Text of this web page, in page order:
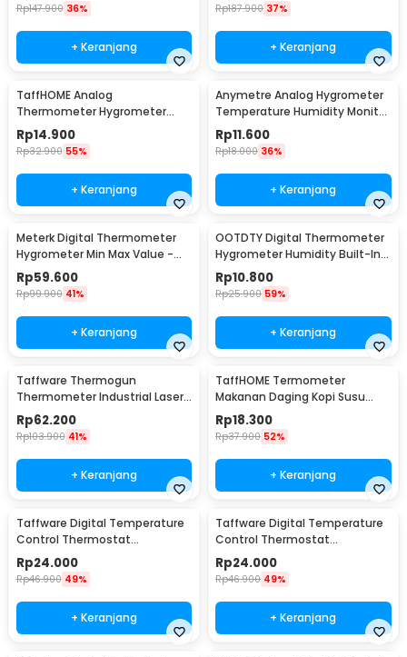
Rp147.900 36%
+ Keranjang
Rp187.900 37%
+ Keranjang
TaffHOME Analog
Thermometer Hygrometer
Temperature Humidity -
TH101B
Rp14.900
Rp32.900 55%
+ Keranjang
Anymetre Analog Hygrometer
Temperature Humidity Monitor
- TH-108
Rp11.600
Rp18.000 36%
+ Keranjang
Meterk Digital Thermometer
Hygrometer Min Max Value -
CJ-3305F
Rp59.600
Rp99.900 41%
+ Keranjang
OOTDTY Digital Thermometer
Hygrometer Humidity Built-In
Probe - SD583
Rp10.800
Rp25.900 59%
+ Keranjang
Taffware Thermogun
Thermometer Industrial Laser
Infrared NonContact - CX6000
Rp62.200
Rp103.900 41%
+ Keranjang
TaffHOME Termometer
Makanan Daging Kopi Susu
Analog Single Probe - D9144
Rp18.300
Rp37.900 52%
+ Keranjang
Taffware Digital Temperature
Control Thermostat
Microcomputer 12V - XH-W3001
Rp24.000
Rp46.900 49%
+ Keranjang
Taffware Digital Temperature
Control Thermostat
Microcomputer 220V - XH-
W3001
Rp24.000
Rp46.900 49%
+ Keranjang